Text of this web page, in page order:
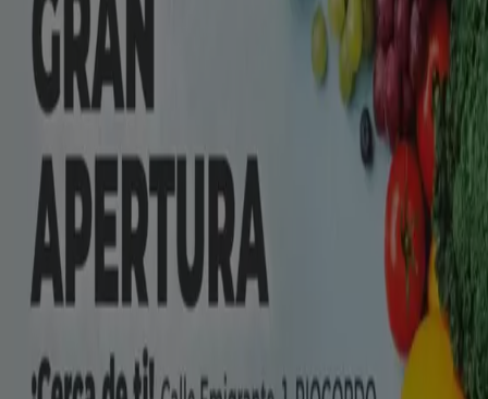
tecnológica que está reinventando las compras locales
en todo el mundo.